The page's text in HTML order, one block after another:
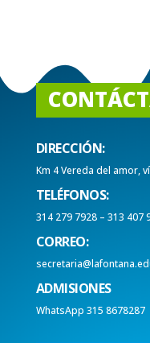
DIRECCIÓN:
Km 4 Vereda del amor,
TELÉFONOS:
314 279 7928 – 313 407
CORREO:
ADMISIONES
WhatsApp 315 8678287